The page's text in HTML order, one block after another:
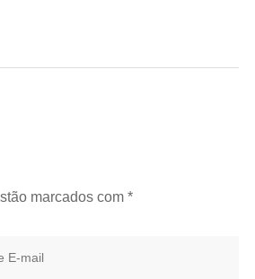
marcados com *